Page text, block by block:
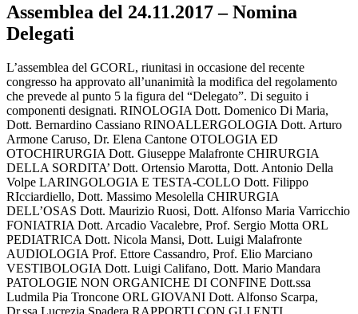
Assemblea del 24.11.2017 – Nomina
Delegati
L’assemblea del GCORL, riunitasi in occasione del recente
congresso ha approvato all’unanimità la modifica del regolamento
che prevede al punto 5 la figura del “Delegato”. Di seguito i
componenti designati. RINOLOGIA Dott. Domenico Di Maria,
Dott. Bernardino Cassiano RINOALLERGOLOGIA Dott. Arturo
Armone Caruso, Dr. Elena Cantone OTOLOGIA ED
OTOCHIRURGIA Dott. Giuseppe Malafronte CHIRURGIA
DELLA SORDITA’ Dott. Ortensio Marotta, Dott. Antonio Della
Volpe LARINGOLOGIA E TESTA-COLLO Dott. Filippo
RIcciardiello, Dott. Massimo Mesolella CHIRURGIA
DELL’OSAS Dott. Maurizio Ruosi, Dott. Alfonso Maria Varricchio
FONIATRIA Dott. Arcadio Vacalebre, Prof. Sergio Motta ORL
PEDIATRICA Dott. Nicola Mansi, Dott. Luigi Malafronte
AUDIOLOGIA Prof. Ettore Cassandro, Prof. Elio Marciano
VESTIBOLOGIA Dott. Luigi Califano, Dott. Mario Mandara
PATOLOGIE NON ORGANICHE DI CONFINE Dott.ssa
Ludmila Pia Troncone ORL GIOVANI Dott. Alfonso Scarpa,
Dr.ssa Lucrezia Spadera RAPPORTI CON GLI ENTI,